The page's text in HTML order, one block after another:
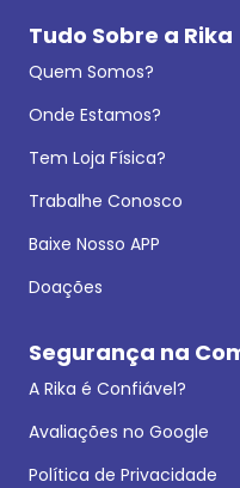
Tudo Sobre a Rika
Quem Somos?
Onde Estamos?
Tem Loja Física?
Trabalhe Conosco
Baixe Nosso APP
Doações
Segurança na
A Rika é Confiável?
Avaliações no Google
Política de Privacidade